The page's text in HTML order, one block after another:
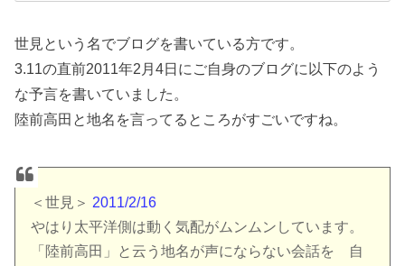
世見という名でブログを書いている方です。
3.11の直前2011年2月4日にご自身のブログに以下のよう
な予言を書いていました。
陸前高田と地名を言ってるところがすごいですね。
＜世見＞ 2011/2/16
やはり太平洋側は動く気配がムンムンしています。
「陸前高田」と云う地名が声にならない会話を 自